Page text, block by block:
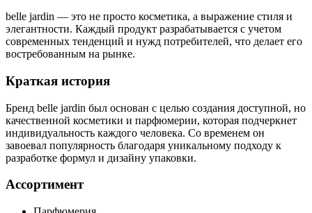
belle jardin — это не просто косметика, а выражение стиля и
элегантности. Каждый продукт разрабатывается с учетом
современных тенденций и нужд потребителей, что делает его
востребованным на рынке.
Краткая история
Бренд belle jardin был основан с целью создания доступной, но
качественной косметики и парфюмерии, которая подчеркнет
индивидуальность каждого человека. Со временем он
завоевал популярность благодаря уникальному подходу к
разработке формул и дизайну упаковки.
Ассортимент